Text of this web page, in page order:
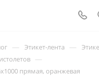
— Этикет-лента —
—
прямая, оранжевая